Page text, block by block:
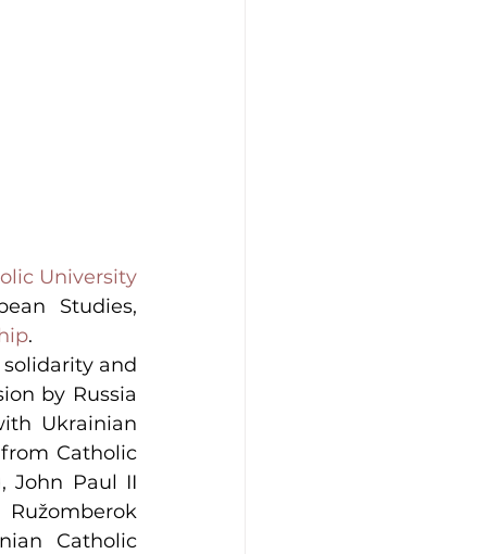
University
.
and
by Russia
Ukrainian
Catholic
John Paul II
Catholic